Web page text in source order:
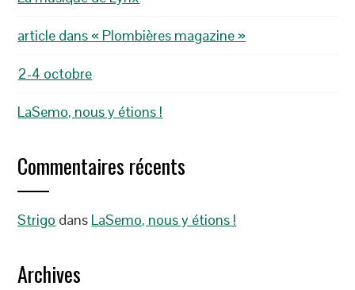
article dans « Plombières magazine »
2-4 octobre
LaSemo, nous y étions !
Commentaires récents
Strigo dans LaSemo, nous y étions !
Archives